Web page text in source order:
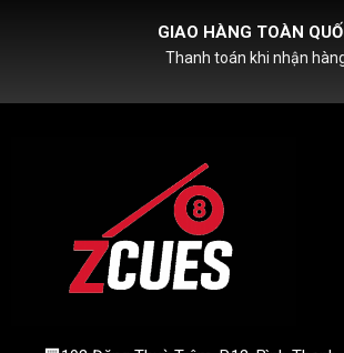
HỖ TRỢ PHÍ SHIPCOD